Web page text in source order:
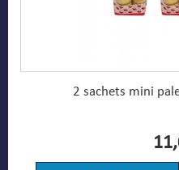
2 sachets mini